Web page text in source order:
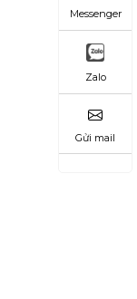
Messenger
Zalo
Gửi mail